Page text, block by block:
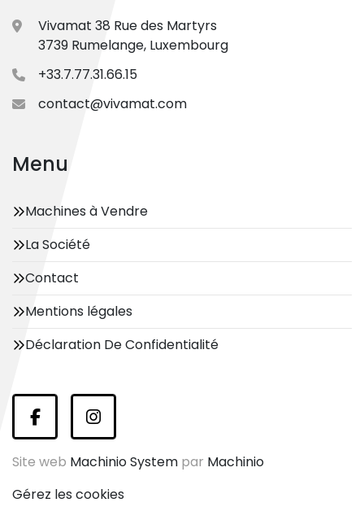
Vivamat 38 Rue des Martyrs
3739 Rumelange, Luxembourg
+33.7.77.31.66.15
contact@vivamat.com
Menu
Machines à Vendre
La Société
Contact
Mentions légales
Déclaration De Confidentialité
facebookinstagram
Site web Machinio System par Machinio
Gérez les cookies